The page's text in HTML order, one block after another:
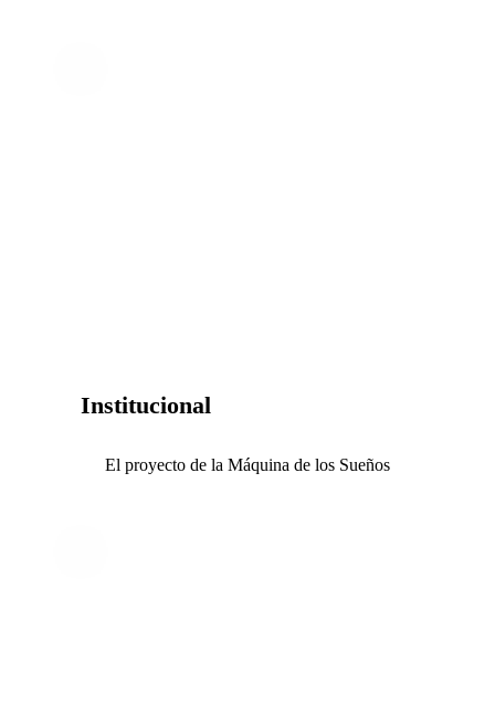
Institucional
El proyecto de la Máquina de los Sueños